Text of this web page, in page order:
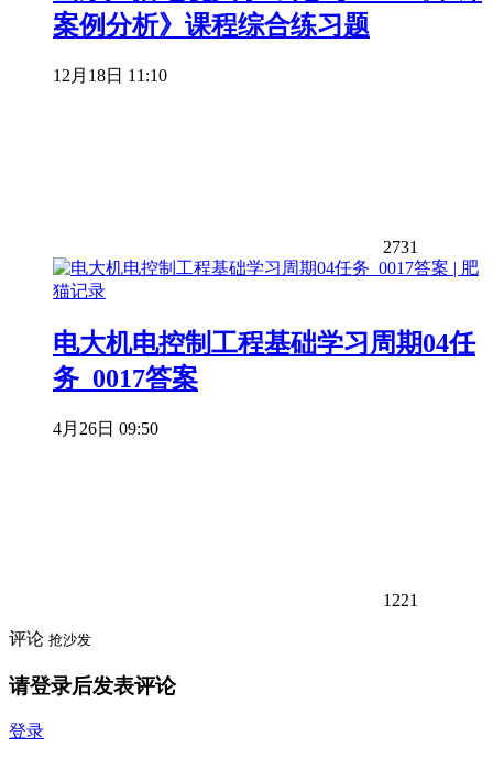
案例分析》课程综合练习题
12月18日 11:10
2731
电大机电控制工程基础学习周期04任
务_0017答案
4月26日 09:50
1221
评论 抢沙发
请登录后发表评论
登录